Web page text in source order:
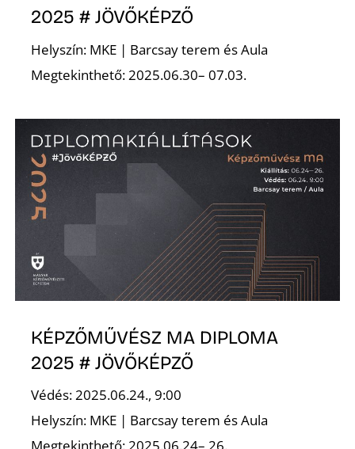
2025 # JÖVŐKÉPZŐ
Helyszín: MKE | Barcsay terem és Aula
Megtekinthető: 2025.06.30– 07.03.
KÉPZŐMŰVÉSZ MA DIPLOMA
2025 # JÖVŐKÉPZŐ
Védés: 2025.06.24., 9:00
Helyszín: MKE | Barcsay terem és Aula